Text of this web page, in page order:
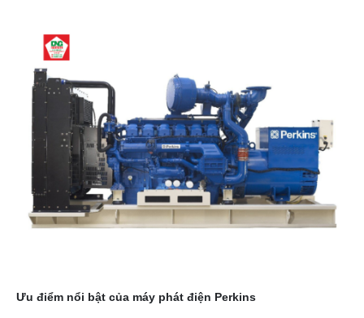
Ưu điểm nổi bật của máy phát điện Perkins